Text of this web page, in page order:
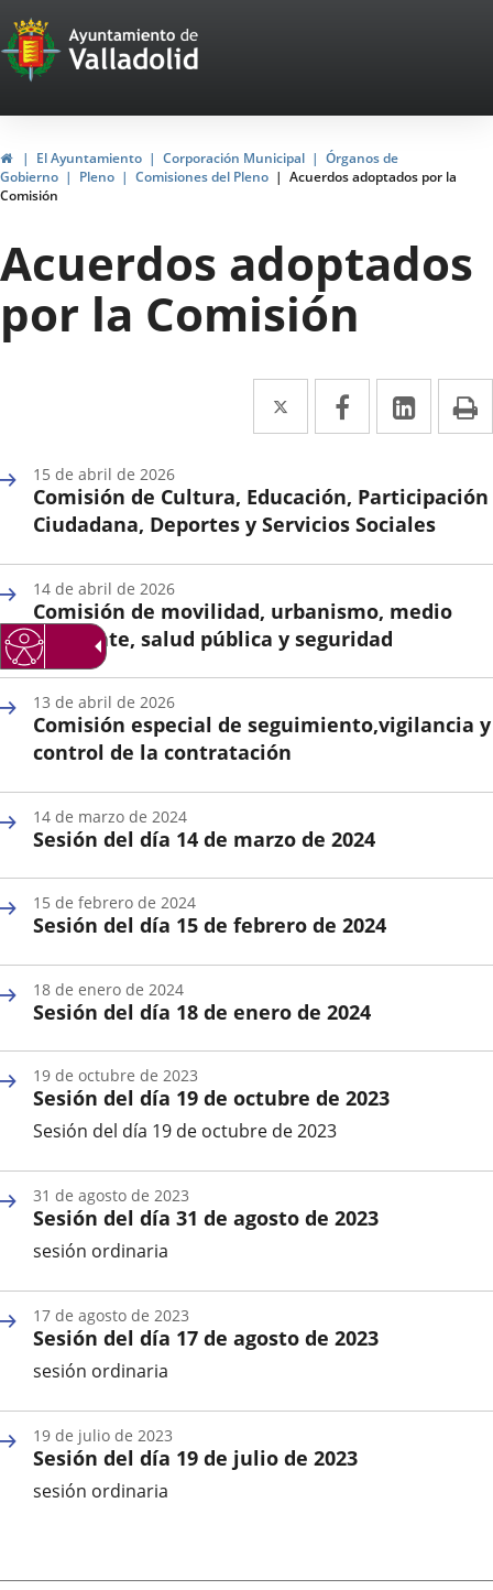
Portal
Web
del
Ayuntamiento
de
Valladolid
InicioEl Ayuntamiento Corporación Municipal
Órganos de
Gobierno
Pleno Comisiones del Pleno
Acuerdos adoptados por la
Comisión
Acuerdos adoptados
por la Comisión
Twitter
Enlace
a
aplicación
Facebook
Enlace
a
aplicación
Enlace
a
Comisión de Cultura, Educación, Participación
Ciudadana, Deportes y Servicios Sociales
la
Sesión
15 de abril de 2026
Comisión de movilidad, urbanismo, medio
ambiente, salud pública y seguridad
Fecha
la
Sesión
14 de abril de 2026
Comisión especial de seguimiento,vigilancia y
control de la contratación
la
Sesión
13 de abril de 2026
Sesión del día 14 de marzo de 2024
la
Sesión
14 de marzo de 2024
Sesión del día 15 de febrero de 2024
la
Sesión
15 de febrero de 2024
Sesión del día 18 de enero de 2024
la
Sesión
18 de enero de 2024
Sesión del día 19 de octubre de 2023
Sesión del día 19 de octubre de 2023
la
Sesión
19 de octubre de 2023
Sesión del día 31 de agosto de 2023
sesión ordinaria
la
Sesión
31 de agosto de 2023
Sesión del día 17 de agosto de 2023
sesión ordinaria
la
Sesión
17 de agosto de 2023
Sesión del día 19 de julio de 2023
sesión ordinaria
Sesión
19 de julio de 2023